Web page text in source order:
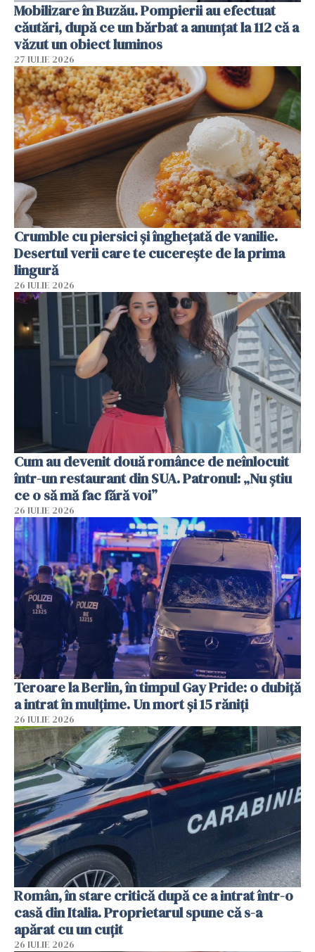
Mobilizare în Buzău. Pompierii au efectuat
căutări, după ce un bărbat a anunțat la 112 că a
văzut un obiect luminos
27 IULIE 2026
Crumble cu piersici și înghețată de vanilie.
Desertul verii care te cucerește de la prima
lingură
26 IULIE 2026
Cum au devenit două românce de neînlocuit
într-un restaurant din SUA. Patronul: „Nu știu
ce o să mă fac fără voi”
26 IULIE 2026
Teroare la Berlin, în timpul Gay Pride: o dubiță
a intrat în mulțime. Un mort și 15 răniți
26 IULIE 2026
Român, în stare critică după ce a intrat într-o
casă din Italia. Proprietarul spune că s-a
apărat cu un cuțit
26 IULIE 2026